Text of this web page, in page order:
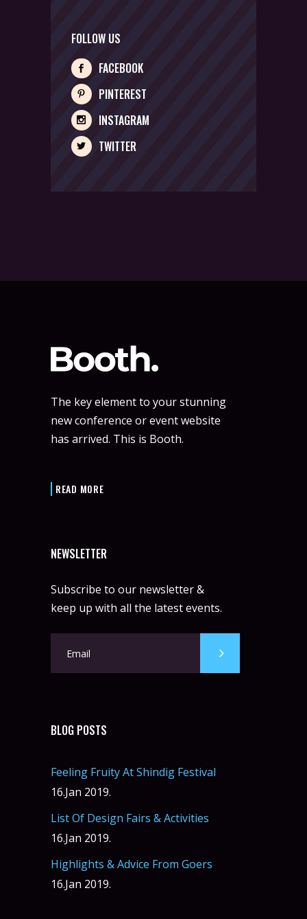
FOLLOW US
FACEBOOK
PINTEREST
INSTAGRAM
TWITTER
The key element to your stunning
new conference or event website
has arrived. This is Booth.
READ MORE
NEWSLETTER
Subscribe to our newsletter &
keep up with all the latest events.
BLOG POSTS
Feeling Fruity At Shindig Festival
16.Jan 2019.
List Of Design Fairs & Activities
16.Jan 2019.
Highlights & Advice From Goers
16.Jan 2019.